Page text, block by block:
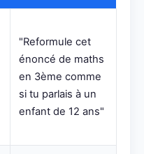
"Reformule cet
énoncé de maths
en 3ème comme
si tu parlais à un
enfant de 12 ans"